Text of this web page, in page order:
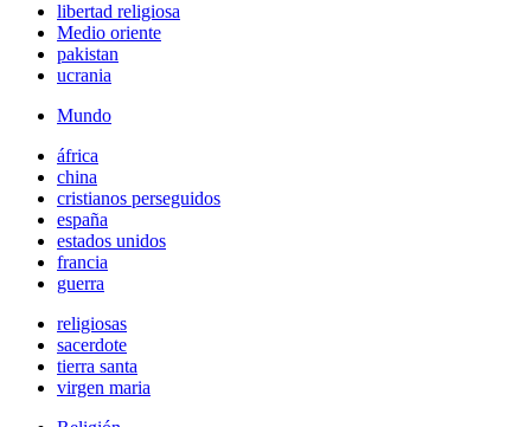
libertad religiosa
Medio oriente
pakistan
ucrania
Mundo
áfrica
china
cristianos perseguidos
españa
estados unidos
francia
guerra
religiosas
sacerdote
tierra santa
virgen maria